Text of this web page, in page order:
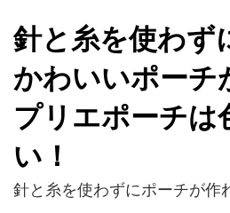
針と糸を使わず
かわいいポーチ
プリエポーチは
い！
針と糸を使わずにポーチが作